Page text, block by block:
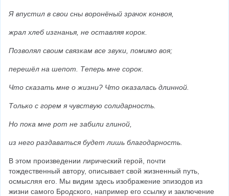
Я впустил в свои сны воронёный зрачок конвоя,
жрал хлеб изгнанья, не оставляя корок.
Позволял своим связкам все звуки, помимо воя;
перешёл на шепот. Теперь мне сорок.
Что сказать мне о жизни? Что оказалась длинной.
Только с горем я чувствую солидарность.
Но пока мне рот не забили глиной,
из него раздаваться будет лишь благодарность.
В этом произведении лирический герой, почти
тождественный автору, описывает свой жизненный путь,
осмысляя его. Мы видим здесь изображение эпизодов из
жизни самого Бродского, например его ссылку и заключение